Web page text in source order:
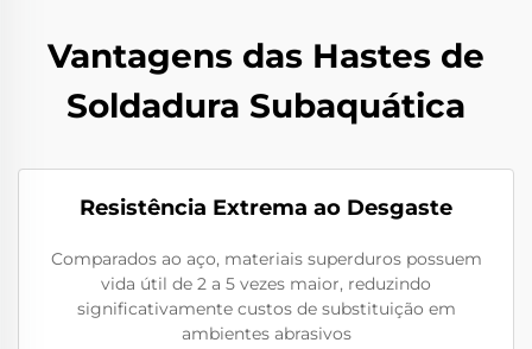
Vantagens das Hastes de
Soldadura Subaquática
Resistência Extrema ao Desgaste
Comparados ao aço, materiais superduros possuem
vida útil de 2 a 5 vezes maior, reduzindo
significativamente custos de substituição em
ambientes abrasivos